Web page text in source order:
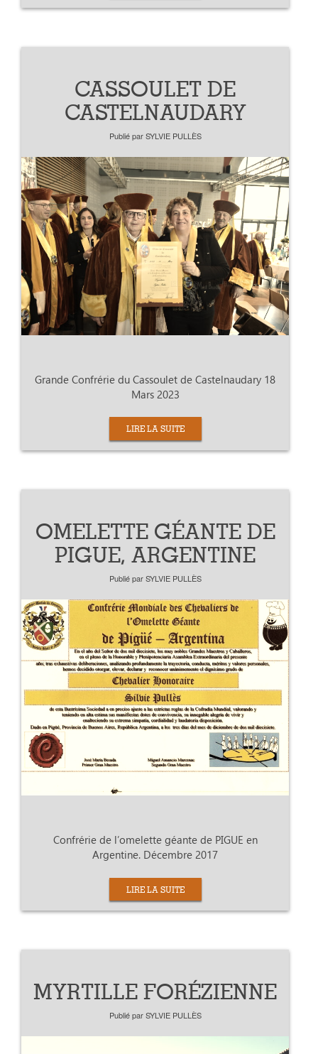
CASSOULET DE
CASTELNAUDARY
Publié parSYLVIE PULLÈS
Grande Confrérie du Cassoulet de Castelnaudary 18
Mars 2023
LIRE LA SUITE
OMELETTE GÉANTE DE
PIGUE, ARGENTINE
Publié parSYLVIE PULLÈS
Confrérie de l’omelette géante de PIGUE en
Argentine. Décembre 2017
LIRE LA SUITE
MYRTILLE FORÉZIENNE
Publié parSYLVIE PULLÈS